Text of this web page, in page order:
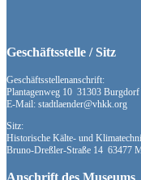
Geschäftsstelle / Sitz
Geschäftsstellenanschrift:
Plantagenweg 10 31303 Burgdorf
E-Mail: stadtlaender@vhkk.org
Sitz:
Historische Kälte- und
Bruno-Dreßler-Straße 14 63477